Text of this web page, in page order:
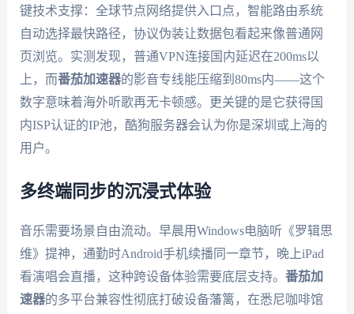
键技术支撑：全球节点网络提供入口点，智能路由系统
自动选择最快路径，协议伪装让数据包看起来像普通网
页浏览。实测发现，普通VPN连接国内延迟在200ms以
上，而番茄加速器的影音专线能压缩到80ms内——这个
数字意味着海外听歌再无卡顿感。更关键的是它获得国
内ISP认证的IP池，酷狗服务器会认为你是深圳或上海的
用户。
多终端同步的沉浸式体验
音乐需要场景自由流动。早晨用Windows电脑听《罗辑思
维》提神，通勤时Android手机续播同一章节，晚上iPad
看演唱会直播，这种跨设备体验需要底层支持。 番茄加
速器的多平台兼容性彻底打破设备藩篱，在悉尼咖啡馆